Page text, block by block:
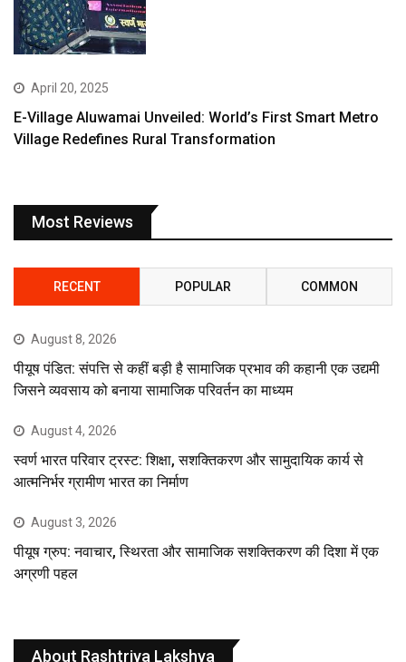
April 20, 2025
E-Village Aluwamai Unveiled: World’s First Smart Metro
Village Redefines Rural Transformation
Most Reviews
RECENT POPULAR COMMON
August 8, 2026
पीयूष पंडित: संपत्ति से कहीं बड़ी है सामाजिक प्रभाव की कहानी एक उद्यमी
जिसने व्यवसाय को बनाया सामाजिक परिवर्तन का माध्यम
August 4, 2026
स्वर्ण भारत परिवार ट्रस्ट: शिक्षा, सशक्तिकरण और सामुदायिक कार्य से
आत्मनिर्भर ग्रामीण भारत का निर्माण
August 3, 2026
पीयूष ग्रुप: नवाचार, स्थिरता और सामाजिक सशक्तिकरण की दिशा में एक
अग्रणी पहल
About Rashtriya Lakshya